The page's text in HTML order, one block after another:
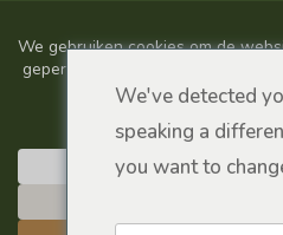
We've detected
speaking a
you want to